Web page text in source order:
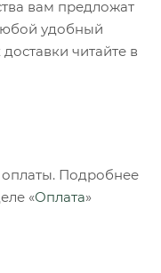
вам предложат
удобный
читайте в
Подробнее
«Оплата»